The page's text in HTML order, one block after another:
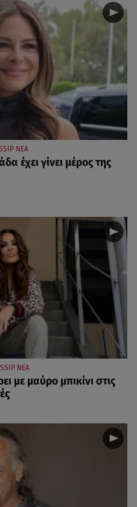
ΝΕΑ
έχει γίνει μέρος της
ΝΕΑ
με μαύρο μπικίνι στις